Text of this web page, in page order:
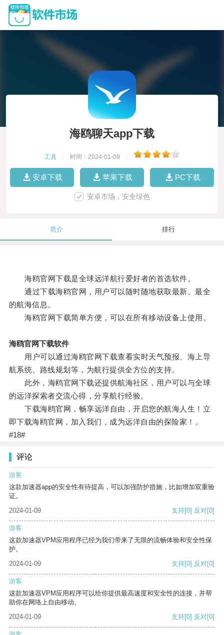
海鸥聊天app下载
工具 时间：2024-01-09
安卓下载 苹果下载 PC下载
安卓市场，安全绿色
简介 排行
海鸥官网下载是全球远洋航行爱好者的首选软件。
通过下载海鸥官网，用户可以随时随地获取最新、最全
的航海信息。
海鸥官网下载简单方便，可以在所有移动设备上使用。
海鸥官网下载软件
用户可以通过海鸥官网下载查看实时天气预报、海上导
航系统、路线规划等，为航行提供全方位的支持。
此外，海鸥官网下载还提供航海社区，用户可以与全球
的远洋探索者交流心得，分享航行经验。
下载海鸥官网，畅享远洋自由，开启您的航海人生！立
即下载海鸥官网，加入我们，成为远洋自由的探险家！。
#18#
评论
游客
这款加速器app的安全性有待提高，可以加强防护措施，比如增加双重验
证。
2024-01-09
支持[0] 反对[0]
游客
这款加速器VPM应用程序已经为我们带来了无限的流畅体验和安全性保
护。
2024-01-09
支持[0] 反对[0]
游客
这款加速器VPM应用程序可以给你提供最高速度和安全性的连接，并帮
助你在网络上自由移动。
2024-01-09
支持[0] 反对[0]